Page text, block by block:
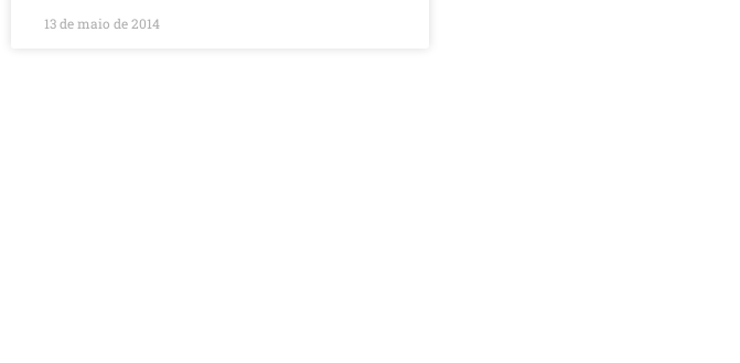
13 de maio de 2014